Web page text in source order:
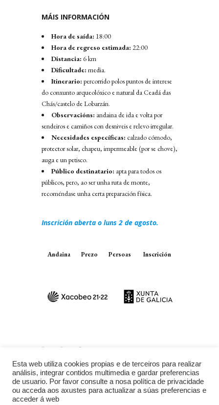
MÁIS INFORMACIÓN
Hora de saída: 18:00
Hora de regreso estimada: 22:00
Distancia: 6 km
Dificultade: media.
Itinerario: percorrido polos puntos de interese
do conxunto arqueolóxico e natural da Ceadá das
Chás/castelo de Lobarzán.
Observacións: andaina de ida e volta por
sendeiros e camiños con desniveis e relevo irregular.
Necesidades específicas: calzado cómodo,
protector solar, chapeu, impermeable (por se chove),
auga e un petisco.
Público destinatario: apta para todos os
públicos, pero, ao ser unha ruta de monte,
recoméndase unha certa preparación física.
Inscrición aberta o luns 2 de agosto.
Andaina Prezo Persoas Inscrición
Esta web utiliza cookies propias e de terceiros para realizar
análisis, integrar contidos multimedia e gardar preferencias
de usuario. Por favor consulte a nosa política de privacidade
ou acceda aos axustes para actualizar a súas preferencias e
acceder á web